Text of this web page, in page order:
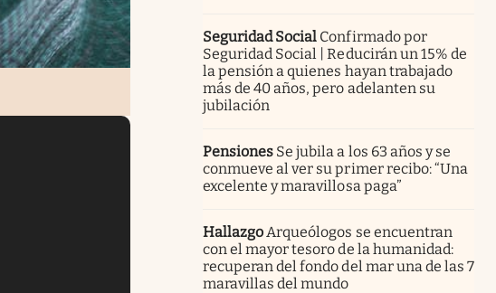
Seguridad Social Confirmado por
Seguridad Social | Reducirán un 15% de
la pensión a quienes hayan trabajado
más de 40 años, pero adelanten su
jubilación
Pensiones Se jubila a los 63 años y se
conmueve al ver su primer recibo: “Una
excelente y maravillosa paga”
HallazgoArqueólogos se encuentran
con el mayor tesoro de la humanidad:
recuperan del fondo del mar una de las 7
maravillas del mundo